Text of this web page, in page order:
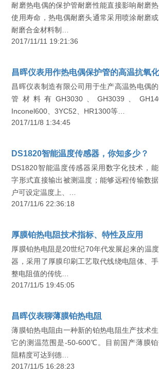
耐磨热电偶的保护管耐磨性能直接影响耐磨
使用寿命，热电偶耐磨头通常采用喷涂耐磨
耐磨合金材料制…
2017/11/11 19:21:36
昌晖仪表用作热电偶保护管的高温抗氧
昌晖仪表制造有限公司用于生产高温热电偶
管材料有GH3030、GH3039、
Inconel600、3YC52、HR1300等…
2017/11/8 1:34:45
DS1820智能温度传感器，你知多少？
DS1820智能温度传感器采用数字化技术，
字形式直接输出被测温度；能够远程传输数
户可设定温度上、…
2017/11/6 22:36:18
厚膜铂热电阻技术指标、特性及应用
厚膜铂热电阻是20世纪70年代发展起来的温
器，采用了厚膜印刷工艺取代线绕电阻体、
整电阻值的传统…
2017/11/5 19:45:05
昌晖仪表聊薄膜铂热电阻
薄膜铂热电阻由一种新的铂热电阻生产技术生
它的测温范围是-50-600℃。目前国产薄膜
阻精度可达到德…
2017/11/5 16:28:23